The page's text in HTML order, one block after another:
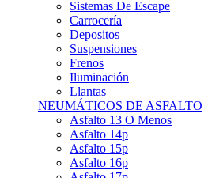
Depositos
Suspensiones
Frenos
Iluminación
Llantas
NEUMÁTICOS DE ASFALTO
Asfalto 13 O Menos
Asfalto 14p
Asfalto 15p
Asfalto 16p
Asfalto 17p
Asfalto >= 18p